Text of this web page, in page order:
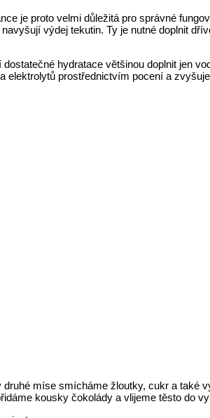
je proto velmi důležitá pro správné
výdej tekutin. Ty je nutné doplnit
hydratace většinou doplnit jen
prostřednictvím pocení a
míse smícháme žloutky, cukr a
kousky čokolády a vlijeme těsto do